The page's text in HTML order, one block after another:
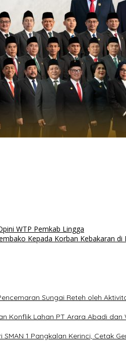
WTP Pemkab Lingga
Kepada Korban Kebakaran di
Sungai Reteh oleh
Konflik Lahan PT Arara Abadi
1 Pangkalan Kerinci, Cetak